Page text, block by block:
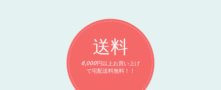
送料
6,000円以上お買い上げ
で宅配送料無料！！